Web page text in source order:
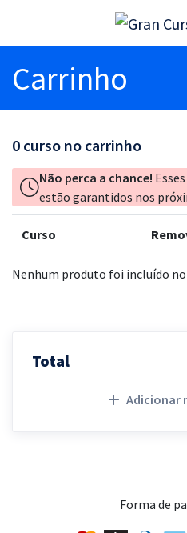
Carrinho
0 curso no carrinho
Não perca a chance!
estão garantidos nos
Curso
Nenhum produto foi incluído
Total
Adicionar
Forma de